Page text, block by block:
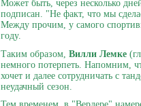
Может быть, через несколько
подписан. "Не факт, что мы
Между прочим, у самого
году.
Таким образом, Вилли Лемке
немного потерпеть. Напомним,
хочет и далее сотрудничать с
неудачный сезон.